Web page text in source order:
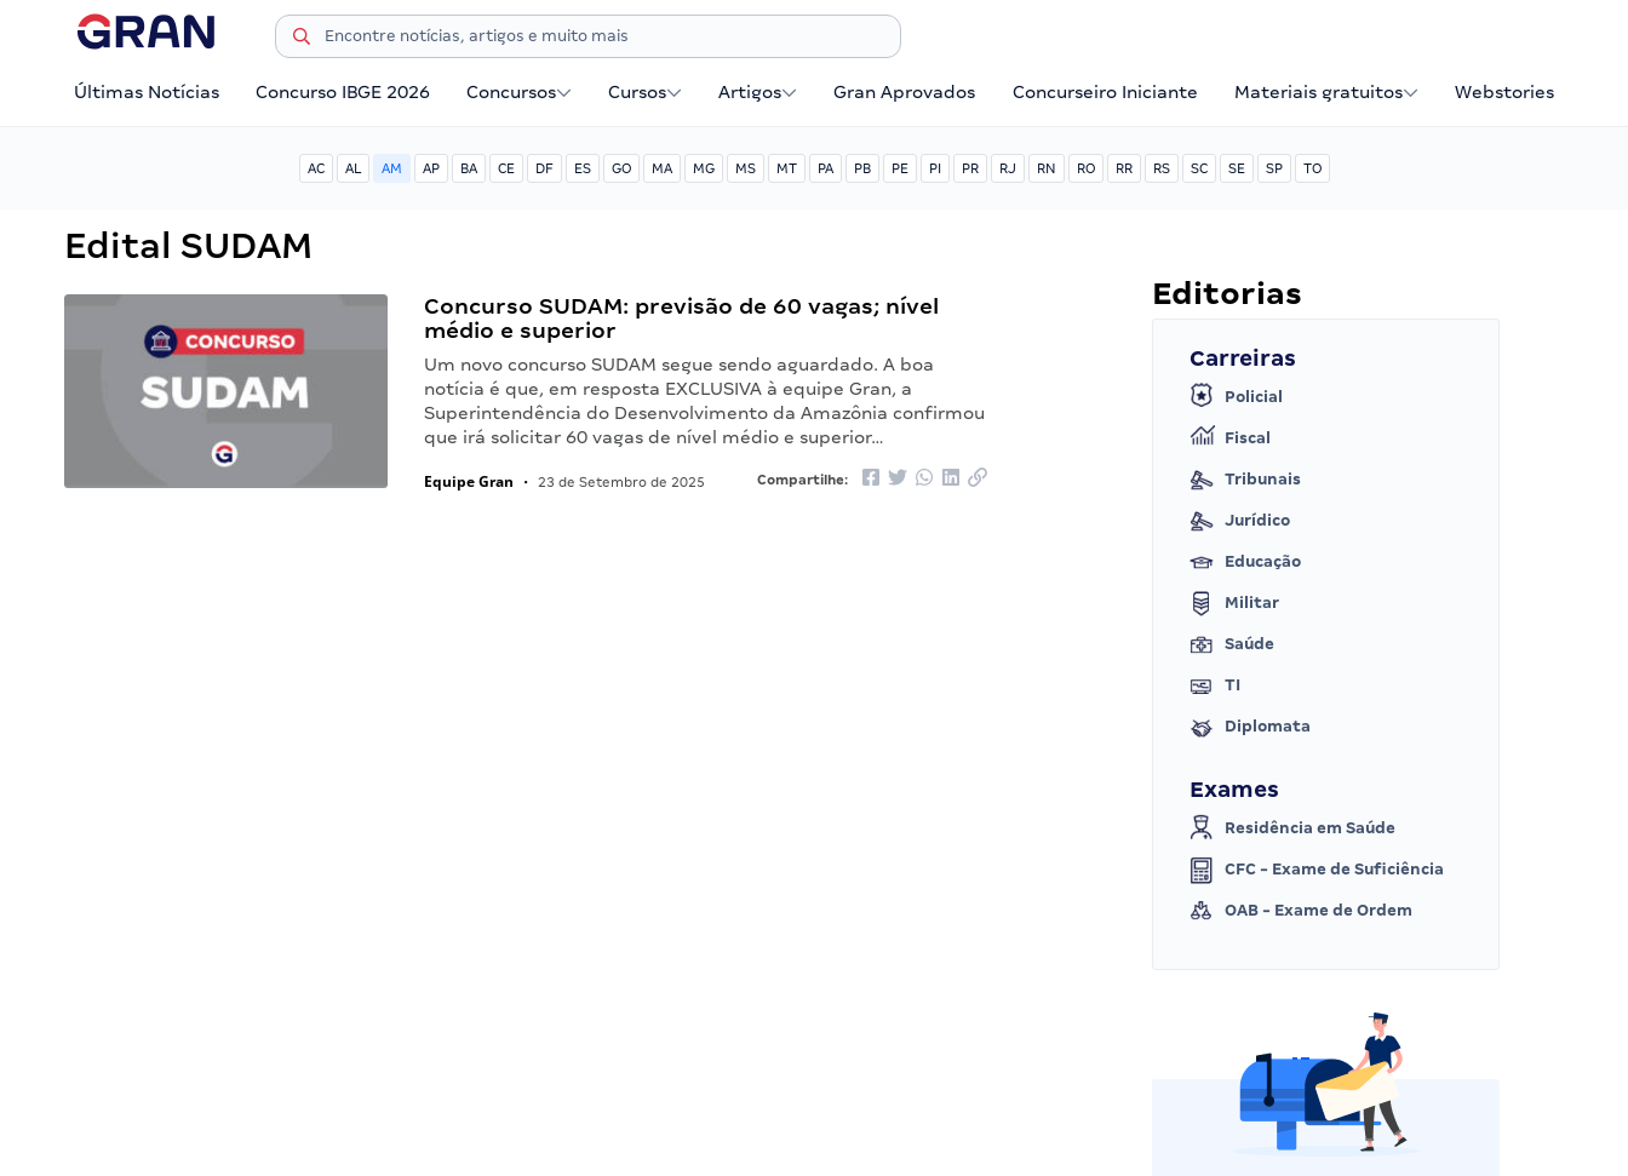
Últimas Notícias Concurso IBGE 2026 Concursos Cursos Artigos Gran Aprovados Concurseiro Iniciante Materiais gratuitos Webstories
AC AL AM AP BA CE DF ES GO MA MG MS MT PA PB PE PI PR RJ RN RO RR RS SC SE SP TO
Edital SUDAM
Concurso SUDAM: previsão de 60 vagas; nível
médio e superior
Um novo concurso SUDAM segue sendo aguardado. A boa
notícia é que, em resposta EXCLUSIVA à equipe Gran, a
Superintendência do Desenvolvimento da Amazônia confirmou
que irá solicitar 60 vagas de nível médio e superior…
Equipe Gran • 23 de Setembro de 2025 Compartilhe:
Editorias
Carreiras
Policial
Fiscal
Tribunais
Jurídico
Educação
Militar
Saúde
TI
Diplomata
Exames
Residência em Saúde
CFC - Exame de Suficiência
OAB - Exame de Ordem